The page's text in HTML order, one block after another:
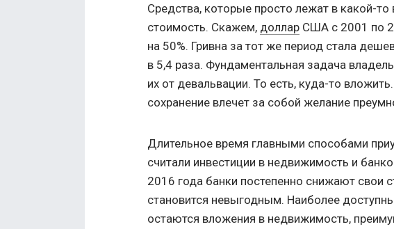
Средства, которые просто лежат в какой-
стоимость. Скажем, доллар США с 2001 по
на 50%. Гривна за тот же период стала
в 5,4 раза. Фундаментальная задача
их от девальвации. То есть, куда-то
сохранение влечет за собой желание
Длительное время главными способами
считали инвестиции в недвижимость и
2016 года банки постепенно снижают свои
становится невыгодным. Наиболее
остаются вложения в недвижимость,